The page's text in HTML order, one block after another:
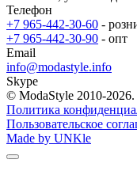
Телефон
+7 965-442-30-60 -
+7 965-442-30-90 - опт
Email
info@modastyle.info
Skype
© ModaStyle 2010-
Политика
Пользовательское
Made by UNKle